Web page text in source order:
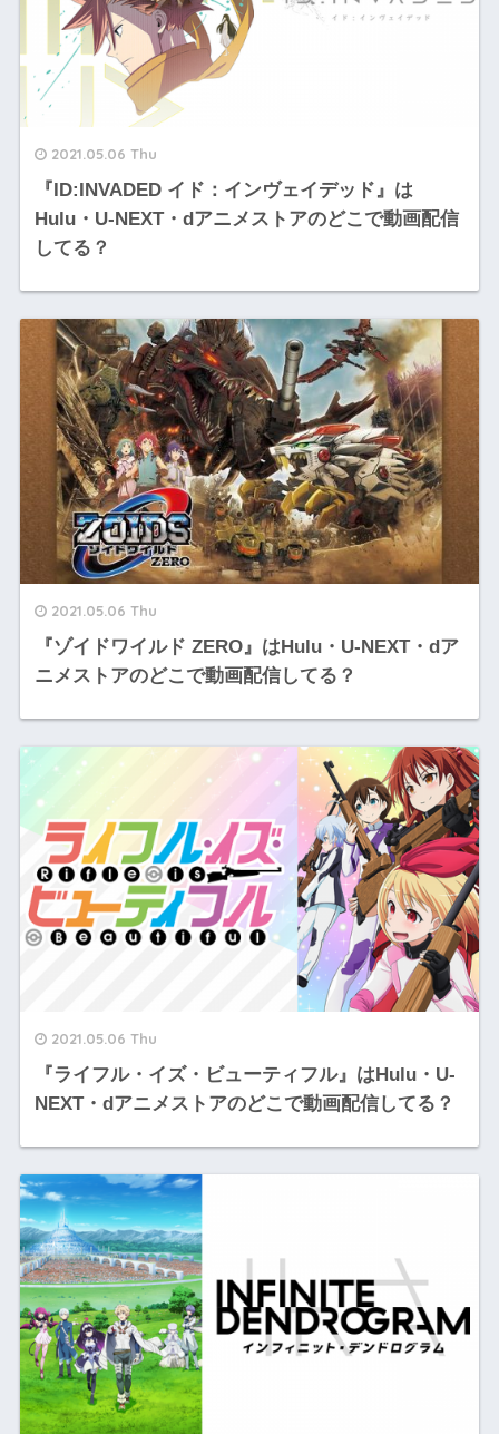
2021.05.06 Thu
『ID:INVADED イド：インヴェイデッド』は
Hulu・U-NEXT・dアニメストアのどこで動画配信
してる？
2021.05.06 Thu
『ゾイドワイルド ZERO』はHulu・U-NEXT・dア
ニメストアのどこで動画配信してる？
2021.05.06 Thu
『ライフル・イズ・ビューティフル』はHulu・U-
NEXT・dアニメストアのどこで動画配信してる？